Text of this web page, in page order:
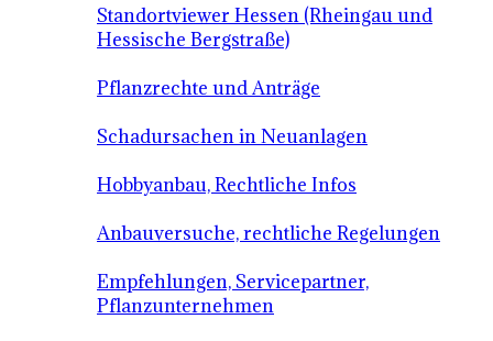
Standortviewer Hessen (Rheingau und
Hessische Bergstraße)
Pflanzrechte und Anträge
Schadursachen in Neuanlagen
Hobbyanbau, Rechtliche Infos
Anbauversuche, rechtliche Regelungen
Empfehlungen, Servicepartner,
Pflanzunternehmen